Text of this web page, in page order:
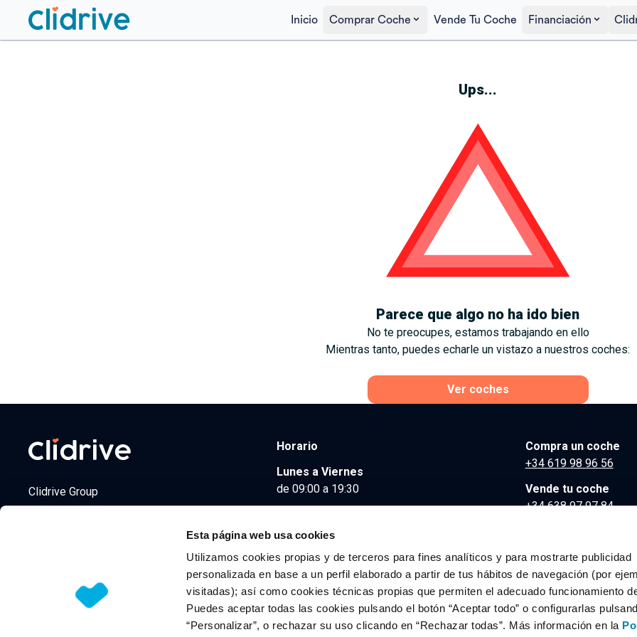
Esta página web usa cookies
Utilizamos cookies propias y de terceros para fines analíticos y para mostrarte publicidad
personalizada en base a un perfil elaborado a partir de tus hábitos de navegación (por
visitadas); así como cookies técnicas propias que permiten el adecuado funcionamiento
Puedes aceptar todas las cookies pulsando el botón “Aceptar todo” o configurarlas
“Personalizar”, o rechazar su uso clicando en “Rechazar todas”. Más información en la
Inicio Comprar Coche Vende Tu Coche Financiación
Ups...
Parece que algo no ha ido bien
No te preocupes, estamos trabajando en ello
Mientras tanto, puedes echarle un vistazo a nuestros coches:
Ver coches
Clidrive Group
Horario
Lunes a Viernes
de 09:00 a 19:30
Compra un coche
+34 619 98 96 56
Vende tu coche
+34 638 97 97 84
© 2026 CLIDRIVE CAPITAL, SOCIEDAD LIMITADA. Todos los derechos reservados.